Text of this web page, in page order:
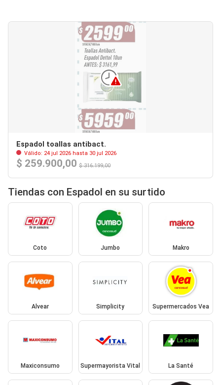
Espadol toallas antibact.
Válido: 24 jul 2026 hasta 30 jul 2026
$ 259.900,00 $ 316.199,00
Tiendas con Espadol en su surtido
Coto Jumbo Makro
Alvear Simplicity Supermercados Vea
Maxiconsumo Supermayorista Vital La Santé